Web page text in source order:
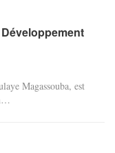
Magassouba, est